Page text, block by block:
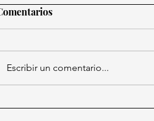
Escribir un comentario...